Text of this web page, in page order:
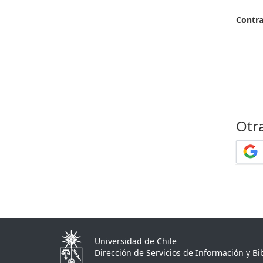
Universidad de Chile
Dirección de Servicios de Información y